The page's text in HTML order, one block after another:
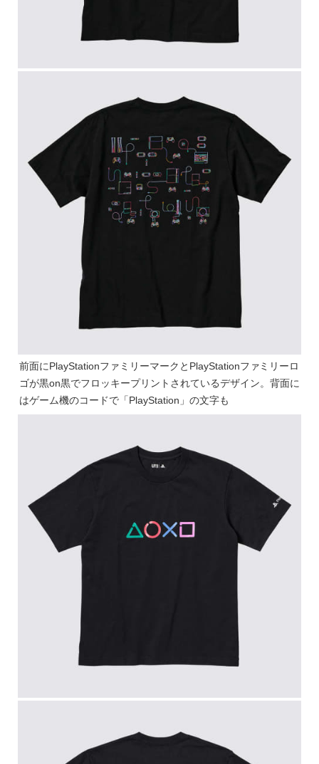
前面にPlayStationファミリーマークとPlayStationファミリーロ
ゴが黒on黒でフロッキープリントされているデザイン。背面に
はゲーム機のコードで「PlayStation」の文字も